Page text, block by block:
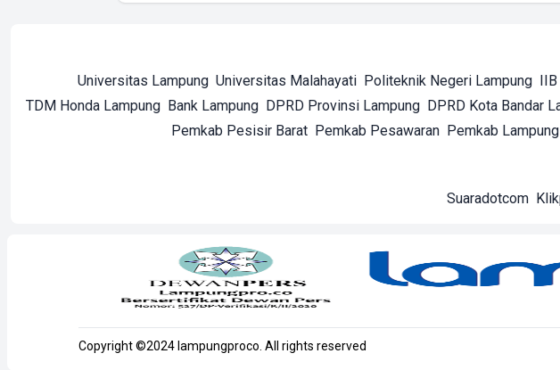
Universitas Lampung Universitas Malahayati Politeknik Negeri Lampung
TDM Honda Lampung Bank Lampung DPRD Provinsi Lampung DPRD Kota Bandar
Pemkab Pesisir Barat Pemkab Pesawaran Pemkab
Suaradotcom
Copyright ©2024 lampungproco. All rights reserved